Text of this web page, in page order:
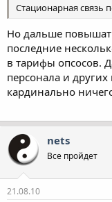
Стационарная связь
Но дальше
последние
в тарифы опсосов.
персонала и
кардинально
nets
Все пройдет
21.08.10